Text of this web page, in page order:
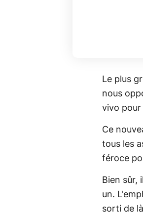
Le plus
nous
vivo pour
Ce
tous les
féroce
Bien sûr,
un.
sorti de